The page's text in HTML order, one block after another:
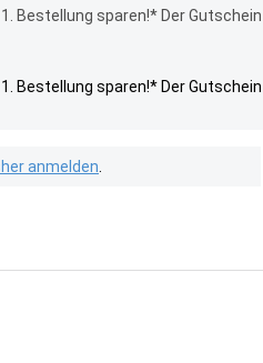
Bestellung sparen!* Der Gutschein
Bestellung sparen!* Der Gutschein
anmelden